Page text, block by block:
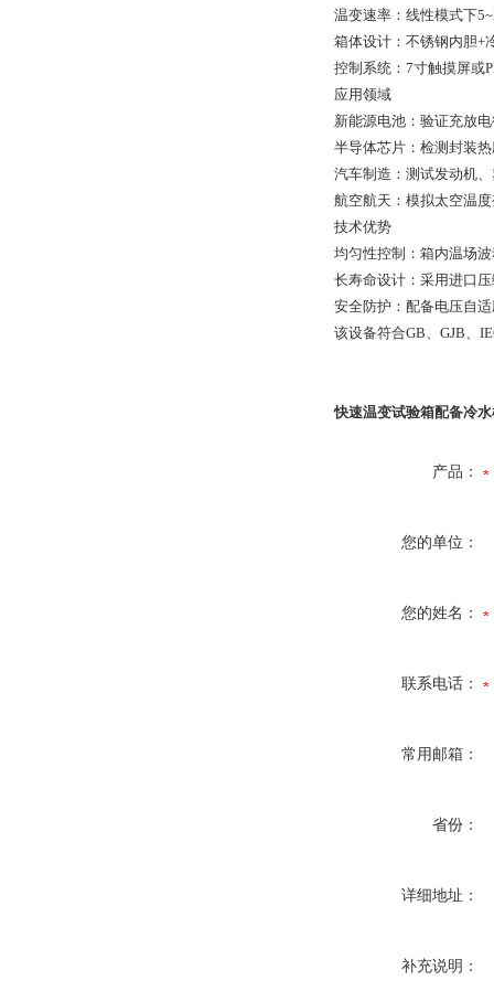
温变速率‌：线性模式下
箱体设计‌：不锈钢内胆+
控制系统‌：7寸触摸屏或
应用领域
新能源电池‌：验证充放
半导体芯片‌：检测封装
汽车制造‌：测试发动机
航空航天‌：模拟太空温
技术优势
均匀性控制‌：箱内温场
长寿命设计‌：采用进口
安全防护‌：配备电压自
该设备符合GB、GJB、
快速温变试验箱配备冷
产品：
您的单位：
您的姓名：
联系电话：
常用邮箱：
省份：
详细地址：
补充说明：